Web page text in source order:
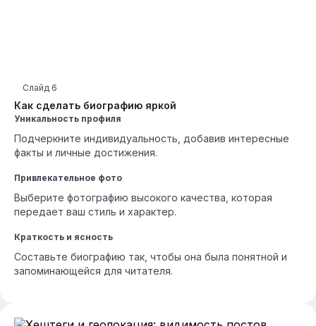
Как сделать биографию яркой
Слайд 6
Уникальность профиля
Подчеркните индивидуальность, добавив интересные
факты и личные достижения.
Привлекательное фото
Выберите фотографию высокого качества, которая
передает ваш стиль и характер.
Краткость и ясность
Составьте биографию так, чтобы она была понятной и
запоминающейся для читателя.